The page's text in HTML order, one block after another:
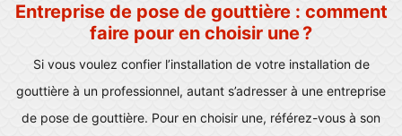
Entreprise de pose de gouttière : comment
faire pour en choisir une ?
Si vous voulez confier l’installation de votre installation de
gouttière à un professionnel, autant s’adresser à une entreprise
de pose de gouttière. Pour en choisir une, référez-vous à son